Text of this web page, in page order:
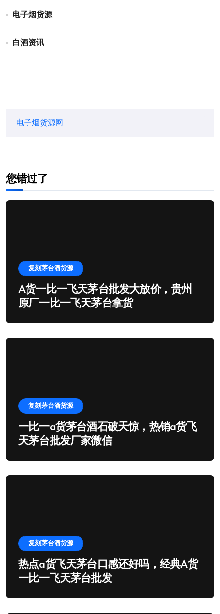
电子烟货源
白酒资讯
电子烟货源网
您错过了
复刻茅台酒货源
A货一比一飞天茅台批发大放价，贵州
原厂一比一飞天茅台拿货
复刻茅台酒货源
一比一a货茅台酒石破天惊，热销a货飞
天茅台批发厂家微信
复刻茅台酒货源
热点a货飞天茅台口感还好吗，经典A货
一比一飞天茅台批发